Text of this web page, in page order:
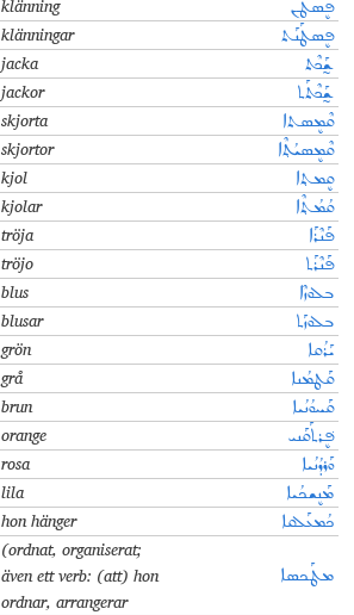
ܦܷܣܛܰܢ
klänningar ܦܷܣܛܰܢܰܬ
jacka ܫ̰ܰܟܶܬ
jackor ܫ̰ܰܟܶܬܰܬ
skjorta ܩܶܡܷܣܬܐ
skjortor ܩܶܡܷܣܝܳܬ݂ܶܐ
kjol ܩܷܡܬ݂ܐ
kjolar ܩܳܡܳܬ݂ܶܐ
tröja ܦܰܢܶܪܰܐ
tröjo ܦܰܢܶܪܰܬ
blus ܒܠܘܙܶܐ
blusar ܒܠܘܙܰܬ
grön ܝܰܪܳܩܐ
grå ܩܰܛܡܳܢܐ
brun ܩܰܚܘܳܢܳܝܐ
orange ܦܷ݁ܪܬܰܩܰܢܝ
rosa ܘܰܪܕܳܢܳܝܐ
lila ܡܰܢܷܫܟܳܝܐ
hon hänger ܟܳܡܥܰܠܩܐ
(ordnat, organiserat;
även ett verb: (att) hon
ordnar, arrangerar
ܡܛܰܟܣܐ